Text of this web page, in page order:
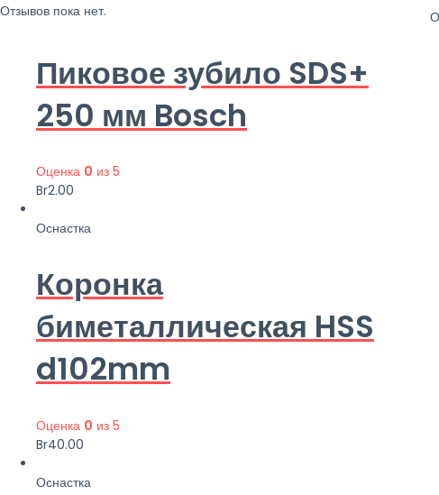
Отзывов пока нет.
Пиковое зубило SDS+
250 мм Bosch
Оценка 0 из 5
Br2.00
Оснастка
Коронка
биметаллическая HSS
d102mm
Оценка 0 из 5
Br40.00
Оснастка